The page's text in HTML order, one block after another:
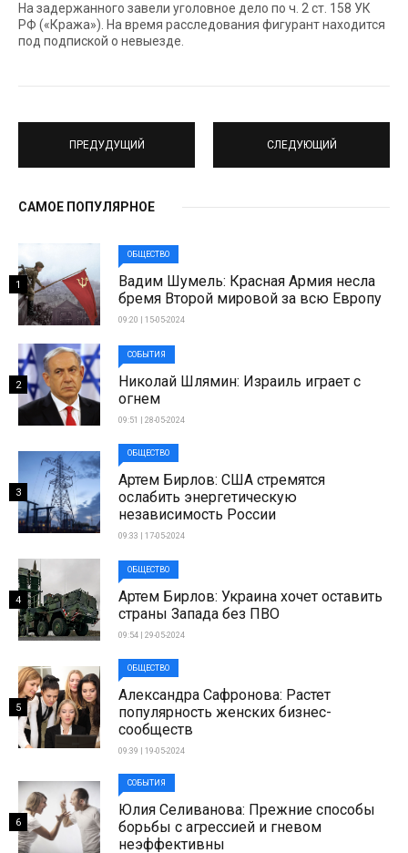
На задержанного завели уголовное дело по ч. 2 ст. 158 УК
РФ («Кража»). На время расследования фигурант находится
под подпиской о невыезде.
ПРЕДУДУЩИЙ СЛЕДУЮЩИЙ
САМОЕ ПОПУЛЯРНОЕ
ОБЩЕСТВО
Вадим Шумель: Красная Армия несла
бремя Второй мировой за всю Европу
09:20 | 15-05-2024
1
СОБЫТИЯ
Николай Шлямин: Израиль играет с
огнем
09:51 | 28-05-2024
2
ОБЩЕСТВО
Артем Бирлов: США стремятся
ослабить энергетическую
независимость России
09:33 | 17-05-2024
3
ОБЩЕСТВО
Артем Бирлов: Украина хочет оставить
страны Запада без ПВО
09:54 | 29-05-2024
4
ОБЩЕСТВО
Александра Сафронова: Растет
популярность женских бизнес-
сообществ
09:39 | 19-05-2024
5
СОБЫТИЯ
Юлия Селиванова: Прежние способы
борьбы с агрессией и гневом
неэффективны
6